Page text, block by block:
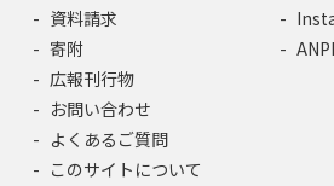
資料請求
寄附
広報刊行物
お問い合わせ
よくあるご質問
このサイトについて